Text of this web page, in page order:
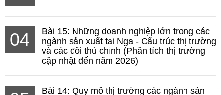
04
Bài 15: Những doanh nghiệp lớn trong các
ngành sản xuất tại Nga - Cấu trúc thị trường
và các đối thủ chính (Phân tích thị trường
cập nhật đến năm 2026)
Bài 14: Quy mô thị trường các ngành sản